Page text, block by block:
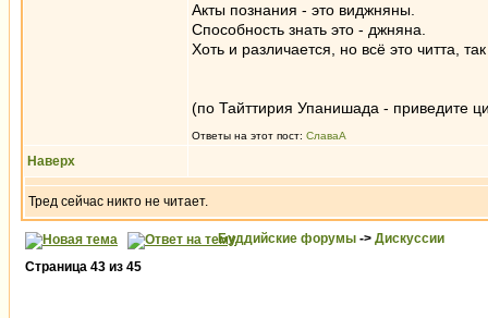
Акты познания - это виджняны.
Способность знать это - джняна.
Хоть и различается, но всё это читта,
(по Тайттирия Упанишада - приведите
Ответы на этот пост: СлаваА
Наверх
Тред сейчас никто не читает.
Буддийские форумы -> Дискуссии
Страница 43 из 45